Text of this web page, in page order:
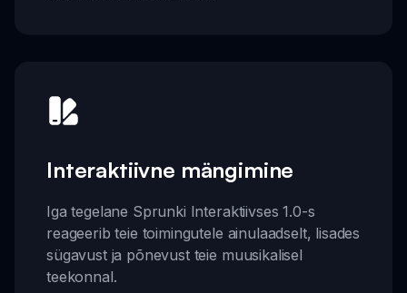
Interaktiivne mängimine
Iga tegelane Sprunki Interaktiivses 1.0-s
reageerib teie toimingutele ainulaadselt, lisades
sügavust ja põnevust teie muusikalisel
teekonnal.